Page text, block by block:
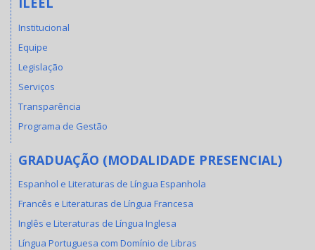
Institucional
Equipe
Legislação
Serviços
Transparência
Programa de Gestão
GRADUAÇÃO (MODALIDADE PRESENCIAL)
Espanhol e Literaturas de Língua Espanhola
Francês e Literaturas de Língua Francesa
Inglês e Literaturas de Língua Inglesa
Língua Portuguesa com Domínio de Libras